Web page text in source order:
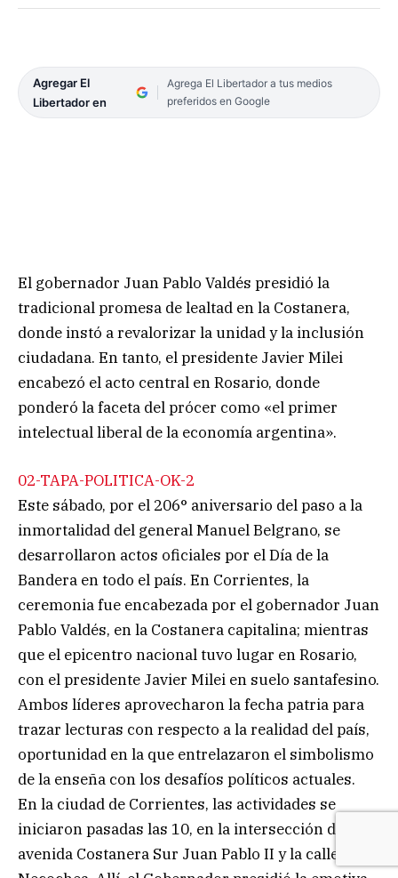
Agregar El
Libertador en
Agrega El Libertador a tus medios
preferidos en Google
El gobernador Juan Pablo Valdés presidió la
tradicional promesa de lealtad en la Costanera,
donde instó a revalorizar la unidad y la inclusión
ciudadana. En tanto, el presidente Javier Milei
encabezó el acto central en Rosario, donde
ponderó la faceta del prócer como «el primer
intelectual liberal de la economía argentina».
02-TAPA-POLITICA-OK-2
Este sábado, por el 206° aniversario del paso a la
inmortalidad del general Manuel Belgrano, se
desarrollaron actos oficiales por el Día de la
Bandera en todo el país. En Corrientes, la
ceremonia fue encabezada por el gobernador Juan
Pablo Valdés, en la Costanera capitalina; mientras
que el epicentro nacional tuvo lugar en Rosario,
con el presidente Javier Milei en suelo santafesino.
Ambos líderes aprovecharon la fecha patria para
trazar lecturas con respecto a la realidad del país,
oportunidad en la que entrelazaron el simbolismo
de la enseña con los desafíos políticos actuales.
En la ciudad de Corrientes, las actividades se
iniciaron pasadas las 10, en la intersección de la
avenida Costanera Sur Juan Pablo II y la calle